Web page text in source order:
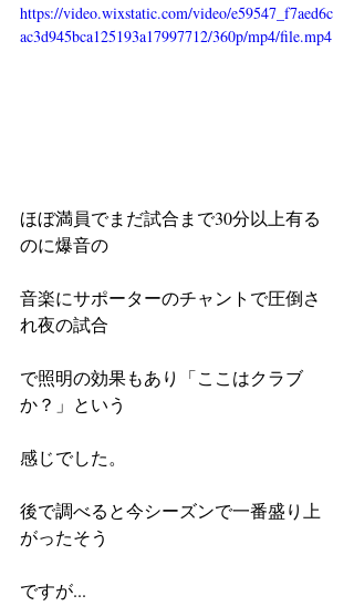
https://video.wixstatic.com/video/e59547_f7aed6c
ac3d945bca125193a17997712/360p/mp4/file.mp4
ほぼ満員でまだ試合まで30分以上有る
のに爆音の
音楽にサポーターのチャントで圧倒さ
れ夜の試合
で照明の効果もあり「ここはクラブ
か？」という
感じでした。
後で調べると今シーズンで一番盛り上
がったそう
ですが...